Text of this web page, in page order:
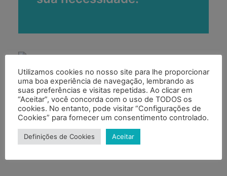
Utilizamos cookies no nosso site para lhe proporcionar
uma boa experiência de navegação, lembrando as
suas preferências e visitas repetidas. Ao clicar em
“Aceitar”, você concorda com o uso de TODOS os
cookies. No entanto, pode visitar “Configurações de
Cookies” para fornecer um consentimento controlado.
Definições de Cookies Aceitar